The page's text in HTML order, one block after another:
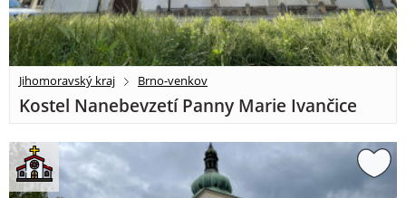
Jihomoravský kraj Brno-venkov
Kostel Nanebevzetí Panny Marie Ivančice